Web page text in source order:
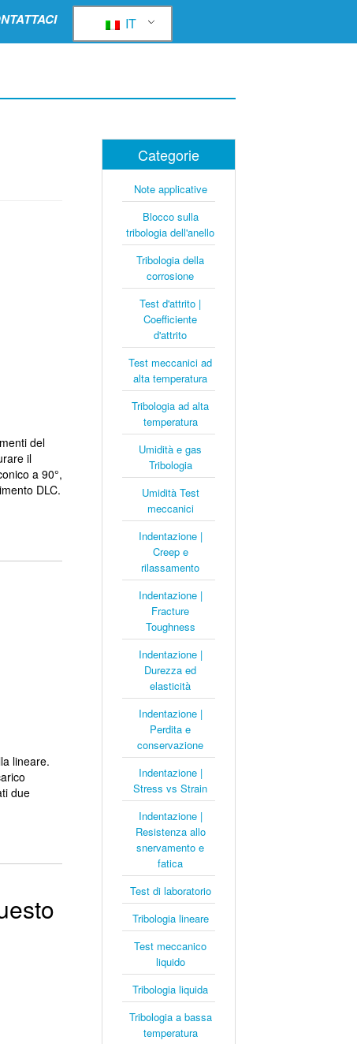
IT
del
il
a 90°,
DLC.
lineare.
due
Categorie
Note applicative
Blocco sulla
tribologia dell'anello
Tribologia della
corrosione
Test d'attrito |
Coefficiente
d'attrito
Test meccanici ad
alta temperatura
Tribologia ad alta
temperatura
Umidità e gas
Tribologia
Umidità Test
meccanici
Indentazione |
Creep e
rilassamento
Indentazione |
Fracture
Toughness
Indentazione |
Durezza ed
elasticità
Indentazione |
Perdita e
conservazione
Indentazione |
Stress vs Strain
Indentazione |
Resistenza allo
snervamento e
fatica
Test di laboratorio
Tribologia lineare
Test meccanico
liquido
Tribologia liquida
Tribologia a bassa
temperatura